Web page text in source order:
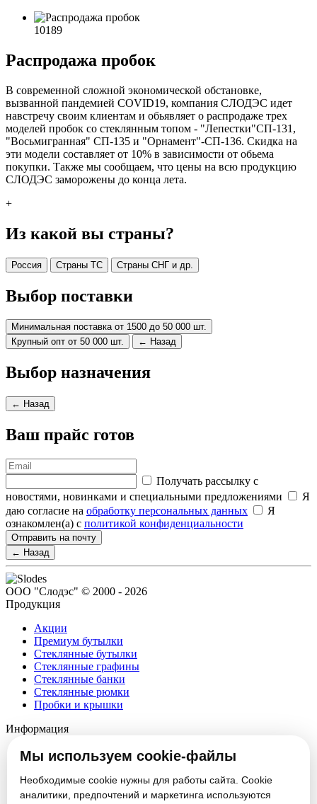
10189
Распродажа пробок
В современной сложной экономической обстановке,
вызванной пандемией COVID19, компания СЛОДЭС идет
навстречу своим клиентам и обьявляет о распродаже трех
моделей пробок со стеклянным топом - "Лепестки"СП-131,
"Восьмигранная" СП-135 и "Орнамент"-СП-136. Скидка на
эти модели составляет от 10% в зависимости от обьема
покупки. Также мы сообщаем, что цены на всю продукцию
СЛОДЭС заморожены до конца лета.
+
Из какой вы страны?
Россия Страны ТС Страны СНГ и др.
Выбор поставки
Минимальная поставка от 1500 до 50 000 шт.
Крупный опт от 50 000 шт.
← Назад
Выбор назначения
← Назад
Ваш прайс готов
Получать рассылку с
новостями, новинками и специальными предложениями
Я
даю согласие на обработку персональных данных
Я
ознакомлен(а) с политикой конфиденциальности
Отправить на почту
← Назад
ООО "Слодэс" © 2000 - 2026
Продукция
Акции
Премиум бутылки
Стеклянные бутылки
Стеклянные графины
Стеклянные банки
Стеклянные рюмки
Пробки и крышки
Информация
О компании
Новости
Блог
Мы используем cookie-файлы
Необходимые cookie нужны для работы сайта. Cookie
аналитики, предпочтений и маркетинга используются